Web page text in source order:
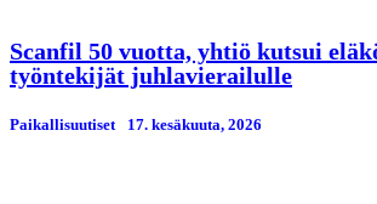
Scanfil 50 vuotta, yhtiö kutsui
työntekijät juhlavierailulle
Paikallisuutiset 17. kesäkuuta, 2026